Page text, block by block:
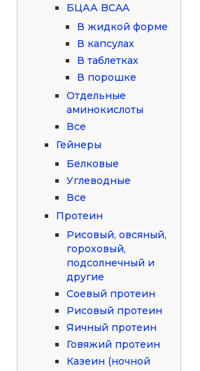
БЦАА BCAA
В жидкой форме
В капсулах
В таблетках
В порошке
Отдельные
аминокислоты
Все
Гейнеры
Белковые
Углеводные
Все
Протеин
Рисовый, овсяный,
гороховый,
подсолнечный и
другие
Соевый протеин
Рисовый протеин
Яичный протеин
Говяжий протеин
Казеин (ночной